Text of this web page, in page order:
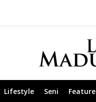
Lifestyle Seni Feature